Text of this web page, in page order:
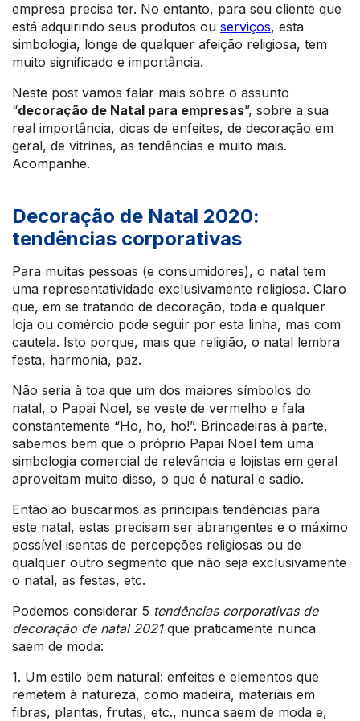
empresa precisa ter. No entanto, para seu cliente que
está adquirindo seus produtos ou serviços, esta
simbologia, longe de qualquer afeição religiosa, tem
muito significado e importância.
Neste post vamos falar mais sobre o assunto
“decoração de Natal para empresas”, sobre a sua
real importância, dicas de enfeites, de decoração em
geral, de vitrines, as tendências e muito mais.
Acompanhe.
Decoração de Natal 2020:
tendências corporativas
Para muitas pessoas (e consumidores), o natal tem
uma representatividade exclusivamente religiosa. Claro
que, em se tratando de decoração, toda e qualquer
loja ou comércio pode seguir por esta linha, mas com
cautela. Isto porque, mais que religião, o natal lembra
festa, harmonia, paz.
Não seria à toa que um dos maiores símbolos do
natal, o Papai Noel, se veste de vermelho e fala
constantemente “Ho, ho, ho!”. Brincadeiras à parte,
sabemos bem que o próprio Papai Noel tem uma
simbologia comercial de relevância e lojistas em geral
aproveitam muito disso, o que é natural e sadio.
Então ao buscarmos as principais tendências para
este natal, estas precisam ser abrangentes e o máximo
possível isentas de percepções religiosas ou de
qualquer outro segmento que não seja exclusivamente
o natal, as festas, etc.
Podemos considerar 5 tendências corporativas de
decoração de natal 2021que praticamente nunca
saem de moda:
1. Um estilo bem natural: enfeites e elementos que
remetem à natureza, como madeira, materiais em
fibras, plantas, frutas, etc., nunca saem de moda e,